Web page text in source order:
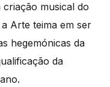
musical do
Arte teima em ser
hegemónicas da
da